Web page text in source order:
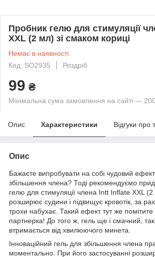
Пробник гелю для стимуляції
XXL (2 мл) зі смаком кориці
Немає в наявності
Код: SO2935
Роздріб
99 ₴
Мінімальна сума замовлення на сайті —
Опис Характеристики Відгуки про
Опис
Бажаєте випробувати на собі чудовий
збільшення члена? Тоді рекомендуємо
гелю для стимуляції члена Intt Inflate XXL (2
розширює судини і підвищує кровотік, за
трохи набухає. Такий ефект тут же помітите
партнерка! До того ж, гель ще і смачний,
втримається від хвилюючого минета.
Інноваційний гель для збільшення члена
моментально. При його застосуванні